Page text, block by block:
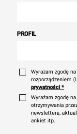
PROFIL
Wyrażam zgodę
rozporządzeniem
prywatności *
Wyrażam zgodę
otrzymywania
newslettera,
ankiet itp.